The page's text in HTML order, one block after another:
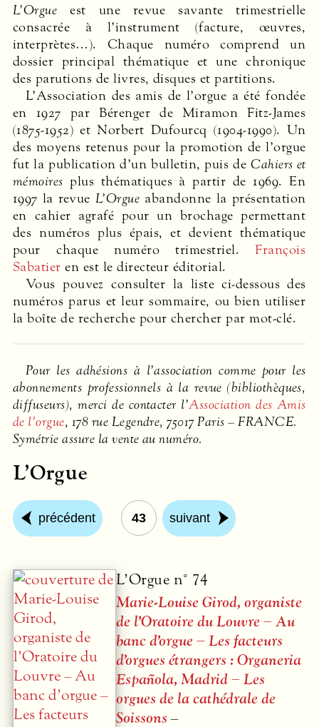
L’Orgue est une revue savante trimestrielle
consacrée à l’instrument (facture, œuvres,
interprètes…). Chaque numéro comprend un
dossier principal thématique et une chronique
des parutions de livres, disques et partitions.
L’Association des amis de l’orgue a été fondée
en 1927 par Bérenger de Miramon Fitz-James
(1875-1952) et Norbert Dufourcq (1904-1990). Un
des moyens retenus pour la promotion de l’orgue
fut la publication d’un bulletin, puis deCahiers et
mémoires plus thématiques à partir de 1969. En
1997 la revue L’Orgue abandonne la présentation
en cahier agrafé pour un brochage permettant
des numéros plus épais, et devient thématique
pour chaque numéro trimestriel.François
Sabatier en est le directeur éditorial.
Vous pouvez consulter la liste ci-dessous des
numéros parus et leur sommaire, ou bien utiliser
la boîte de recherche pour chercher par mot-clé.
Pour les adhésions à l’association comme pour les
abonnements professionnels à la revue (bibliothèques,
diffuseurs), merci de contacter l’Association des Amis
de l’orgue, 178 rue Legendre, 75017 Paris –FRANCE.
Symétrie assure la vente au numéro.
L’Orgue
précédent 43 suivant
L’Orgue n° 74
Marie-Louise Girod, organiste
de l’Oratoire du Louvre – Au
banc d’orgue – Les facteurs
d’orgues étrangers : Organeria
Española, Madrid – Les
orgues de la cathédrale de
Soissons –